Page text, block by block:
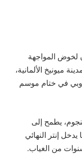
لخوض المواجهة
ميونيخ الألمانية،
في ختام موسم
يطمح إلى
إنتر النهائي
من الغياب.